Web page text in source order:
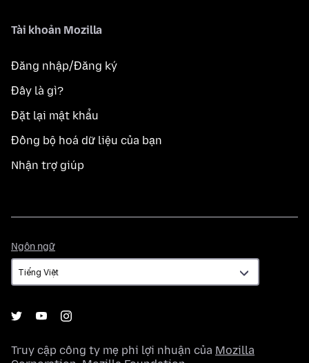
Tài khoản Mozilla
Đăng nhập/Đăng ký
Đây là gì?
Đặt lại mật khẩu
Đồng bộ hoá dữ liệu của bạn
Nhận trợ giúp
Ngôn ngữ
ngữ
Truy cập công ty mẹ phi lợi nhuận của Mozilla